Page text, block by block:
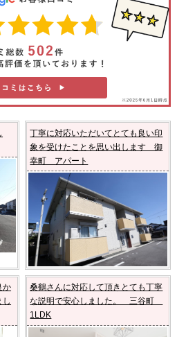
丁寧に対応いただいてとても良い印
象を受けたことを思い出します 御
幸町 アパート
か
し
桑鶴さんに対応して頂きとても丁寧
な説明で安心しました。 三谷町
1LDK